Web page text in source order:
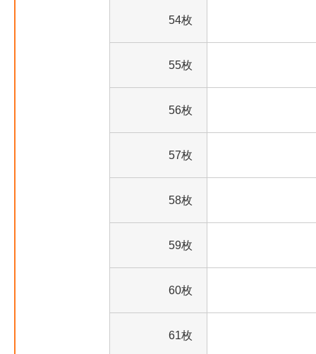
54枚
55枚
56枚
57枚
58枚
59枚
60枚
61枚